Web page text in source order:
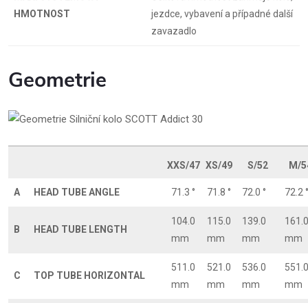
HMOTNOST
jezdce, vybavení a případné další
zavazadlo
Geometrie
XXS/47 XS/49 S/52 M/
A HEAD TUBE ANGLE 71.3 ° 71.8 ° 72.0 ° 72.2 °
B HEAD TUBE LENGTH
104.0
mm
115.0
mm
139.0
mm
161.0
mm
C TOP TUBE HORIZONTAL
511.0
mm
521.0
mm
536.0
mm
551.0
mm